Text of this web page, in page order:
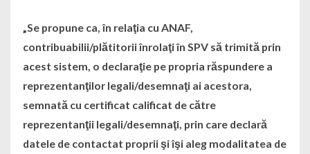
„Se propune ca, în relaţia cu ANAF,
contribuabilii/plătitorii înrolaţi în SPV să trimită prin
acest sistem, o declaraţie pe propria răspundere a
reprezentanţilor legali/desemnaţi ai acestora,
semnată cu certificat calificat de către
reprezentanţii legali/desemnaţi, prin care declară
datele de contactat proprii şi îşi aleg modalitatea de